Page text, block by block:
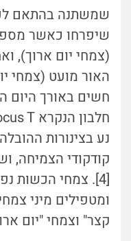
שמשתנה בהתאם
שיפרחו כאשר
(צמחי יום ארוך),
האור מועט (צמחי
חשים באורך היום
נע בצינורות
קודקודי הצמיחה,
[4]. צמחי הכשות
ומטפילים מיני
קצר" וצמחי "יום